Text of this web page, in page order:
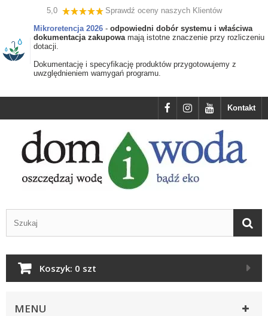
5,0
Sprawdź oceny naszych Klientów
Mikroretencja 2026 - odpowiedni dobór systemu i właściwa
dokumentacja zakupowamają istotne znaczenie przy rozliczeniu
dotacji.
Dokumentację i specyfikację produktów przygotowujemy z
uwzględnieniem wamygań programu.
Kontakt
Koszyk: 0 szt
MENU